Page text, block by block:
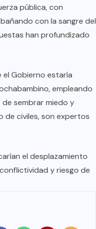
pública, con
con la sangre del
han profundizado
el Gobierno estaría
empleando
sembrar miedo y
de civiles, son expertos
el desplazamiento
y riesgo de